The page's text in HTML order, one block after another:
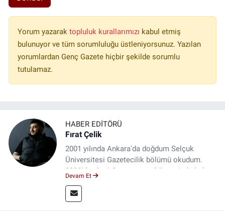
Yorum yazarak topluluk kurallarımızı kabul etmiş
bulunuyor ve tüm sorumluluğu üstleniyorsunuz. Yazılan
yorumlardan Genç Gazete hiçbir şekilde sorumlu
tutulamaz.
HABER EDITÖRÜ
Fırat Çelik
2001 yılında Ankara'da doğdum Selçuk
Üniversitesi Gazetecilik bölümü okudum.
2023'den beri Genç gazete bünyesinde haber
Devam Et